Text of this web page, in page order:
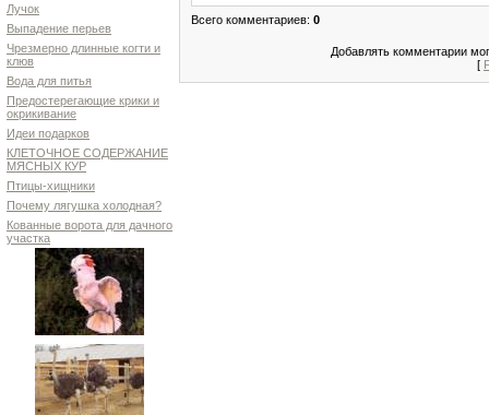
Лучок
Выпадение перьев
Чрезмерно длинные когти и
клюв
Вода для питья
Предостерегающие крики и
окрикивание
Идеи подарков
КЛЕТОЧНОЕ СОДЕРЖАНИЕ
МЯСНЫХ КУР
Птицы-хищники
Почему лягушка холодная?
Кованные ворота для дачного
участка
Всего комментариев: 0
Добавлять комментарии
[